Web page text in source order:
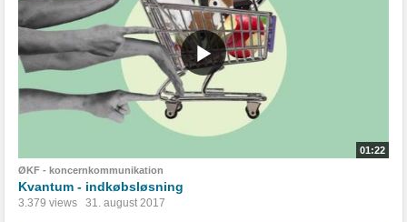
01:22
ØKF - koncernkommunikation
Kvantum - indkøbsløsning
3.379 views 31. august 2017